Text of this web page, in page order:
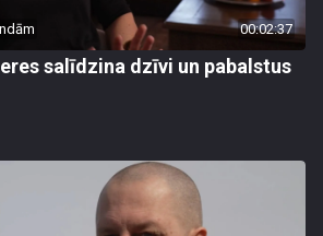
00:02:37
salīdzina dzīvi un pabalstus